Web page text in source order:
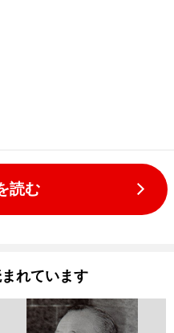
読む
れています